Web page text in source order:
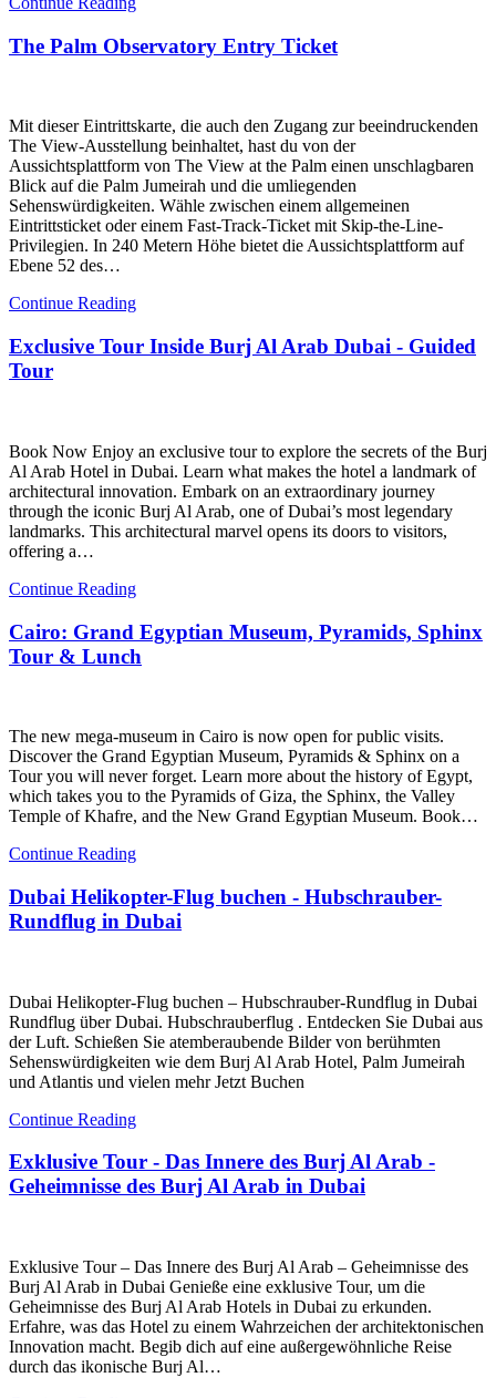
The Palm Observatory Entry Ticket
Mit dieser Eintrittskarte, die auch den Zugang zur beeindruckenden
The View-Ausstellung beinhaltet, hast du von der
Aussichtsplattform von The View at the Palm einen unschlagbaren
Blick auf die Palm Jumeirah und die umliegenden
Sehenswürdigkeiten. Wähle zwischen einem allgemeinen
Eintrittsticket oder einem Fast-Track-Ticket mit Skip-the-Line-
Privilegien. In 240 Metern Höhe bietet die Aussichtsplattform auf
Ebene 52 des…
Continue Reading
Exclusive Tour Inside Burj Al Arab Dubai - Guided
Tour
Book Now Enjoy an exclusive tour to explore the secrets of the Burj
Al Arab Hotel in Dubai. Learn what makes the hotel a landmark of
architectural innovation. Embark on an extraordinary journey
through the iconic Burj Al Arab, one of Dubai’s most legendary
landmarks. This architectural marvel opens its doors to visitors,
offering a…
Continue Reading
Cairo: Grand Egyptian Museum, Pyramids, Sphinx
Tour & Lunch
The new mega-museum in Cairo is now open for public visits.
Discover the Grand Egyptian Museum, Pyramids & Sphinx on a
Tour you will never forget. Learn more about the history of Egypt,
which takes you to the Pyramids of Giza, the Sphinx, the Valley
Temple of Khafre, and the New Grand Egyptian Museum. Book…
Continue Reading
Dubai Helikopter-Flug buchen - Hubschrauber-
Rundflug in Dubai
Dubai Helikopter-Flug buchen – Hubschrauber-Rundflug in Dubai
Rundflug über Dubai. Hubschrauberflug . Entdecken Sie Dubai aus
der Luft. Schießen Sie atemberaubende Bilder von berühmten
Sehenswürdigkeiten wie dem Burj Al Arab Hotel, Palm Jumeirah
und Atlantis und vielen mehr Jetzt Buchen
Continue Reading
Exklusive Tour - Das Innere des Burj Al Arab -
Geheimnisse des Burj Al Arab in Dubai
Exklusive Tour – Das Innere des Burj Al Arab – Geheimnisse des
Burj Al Arab in Dubai Genieße eine exklusive Tour, um die
Geheimnisse des Burj Al Arab Hotels in Dubai zu erkunden.
Erfahre, was das Hotel zu einem Wahrzeichen der architektonischen
Innovation macht. Begib dich auf eine außergewöhnliche Reise
durch das ikonische Burj Al…